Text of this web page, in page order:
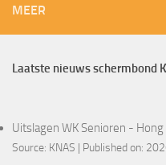
MEER
Laatste nieuws schermbond
Uitslagen WK Senioren -
Source: KNAS Published on: